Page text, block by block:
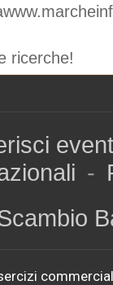
ricerche!
-